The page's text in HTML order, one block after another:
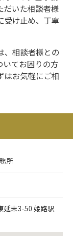
だいた相談者様
受け止め、丁寧
、相談者様との
いてお困りの方
はお気軽にご相
所
延末3-50 姫路駅